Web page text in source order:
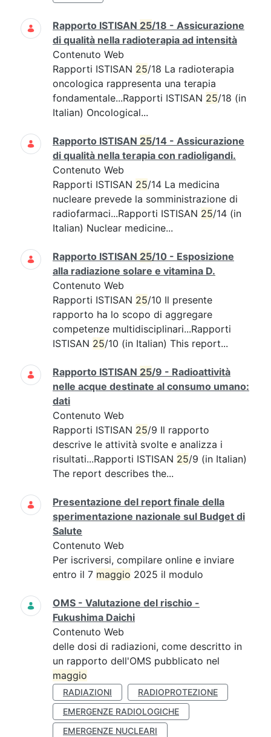
Rapporto ISTISAN 25/18 - Assicurazione
di qualità nella radioterapia ad intensità
Contenuto Web
Rapporti ISTISAN 25/18 La radioterapia
oncologica rappresenta una terapia
fondamentale...Rapporti ISTISAN 25/18 (in
Italian) Oncological...
Rapporto ISTISAN 25/14 - Assicurazione
di qualità nella terapia con radioligandi.
Contenuto Web
Rapporti ISTISAN 25/14 La medicina
nucleare prevede la somministrazione di
radiofarmaci...Rapporti ISTISAN 25/14 (in
Italian) Nuclear medicine...
Rapporto ISTISAN 25/10 - Esposizione
alla radiazione solare e vitamina D.
Contenuto Web
Rapporti ISTISAN 25/10 Il presente
rapporto ha lo scopo di aggregare
competenze multidisciplinari...Rapporti
ISTISAN 25/10 (in Italian) This report...
Rapporto ISTISAN 25/9 - Radioattività
nelle acque destinate al consumo umano:
dati
Contenuto Web
Rapporti ISTISAN 25/9 Il rapporto
descrive le attività svolte e analizza i
risultati...Rapporti ISTISAN 25/9 (in Italian)
The report describes the...
Presentazione del report finale della
sperimentazione nazionale sul Budget di
Salute
Contenuto Web
Per iscriversi, compilare online e inviare
entro il 7 maggio 2025 il modulo
OMS - Valutazione del rischio -
Fukushima Daichi
Contenuto Web
delle dosi di radiazioni, come descritto in
un rapporto dell'OMS pubblicato nel
maggio
RADIAZIONI
RADIOPROTEZIONE
EMERGENZE RADIOLOGICHE
EMERGENZE NUCLEARI